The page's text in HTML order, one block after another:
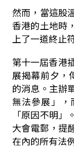
然而，當這股
香港的土地時
上了一道終止
第十一屆香港
展揭幕前夕，
的消息。主辦
無法參展」
「原因不明
大會電郵，提
在內的所有法